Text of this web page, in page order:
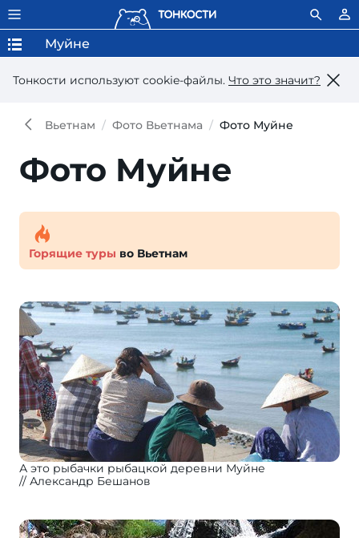
Тонкости используют сookie-файлы. Что это значит?
Муйне
Вьетнам Фото Вьетнама Фото Муйне
Фото Муйне
Горящие туры во Вьетнам
А это рыбачки рыбацкой деревни Муйне
Александр Бешанов